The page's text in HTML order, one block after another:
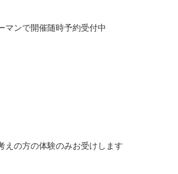
マンで開催随時予約受付中
えの方の体験のみお受けします